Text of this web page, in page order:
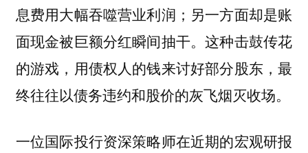
息费用大幅吞噬营业利润；另一方面却是账
面现金被巨额分红瞬间抽干。这种击鼓传花
的游戏，用债权人的钱来讨好部分股东，最
终往往以债务违约和股价的灰飞烟灭收场。
一位国际投行资深策略师在近期的宏观研报